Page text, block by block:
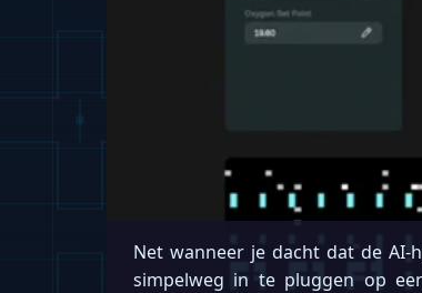
Net wanneer je dacht dat de AI-
simpelweg in te pluggen op